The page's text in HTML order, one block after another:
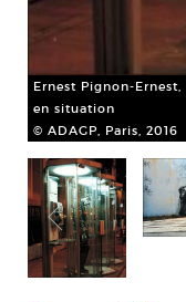
Ernest Pignon-Ernest,
en situation
© ADAGP, Paris, 2016